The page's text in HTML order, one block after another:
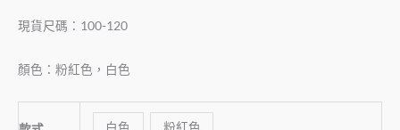
現貨尺碼：100-120
顏色：粉紅色，白色